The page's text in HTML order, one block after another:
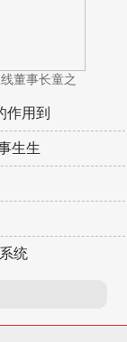
董事长童之
作用到
生生
统